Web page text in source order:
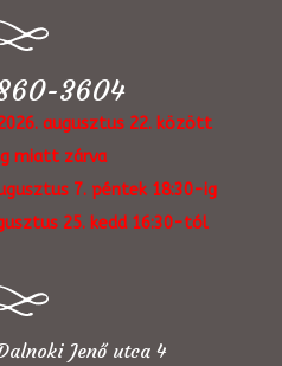
3604
augusztus 22. között
miatt zárva
7. péntek 18:30-ig
25. kedd 16:30-tól
Jenő utca 4